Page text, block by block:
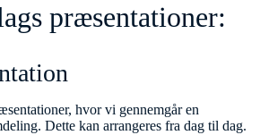
præsentationer:
hvor vi gennemgår en
Dette kan arrangeres fra dag til dag.